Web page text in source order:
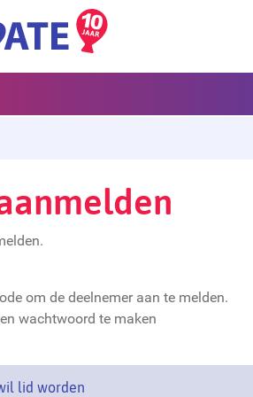
om de deelnemer aan te melden.
wachtwoord te maken
lid worden